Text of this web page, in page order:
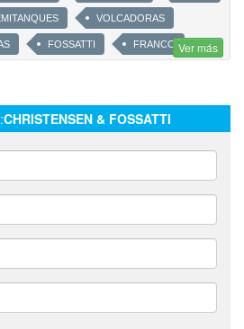
VOLCADORAS
FOSSATTI FRANCO
TOLVAS METAGRO
TRASERO
Ver más
CHRISTENSEN & FOSSATTI